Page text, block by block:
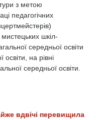
з метою
педагогічних
шкіл-
середньої освіти
освіти, на рівні
середньої освіти.
вдвічі перевищила